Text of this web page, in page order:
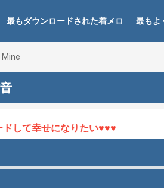
最もダウンロードされた着メロ 最もよ
Mine
て幸せになりたい♥♥♥